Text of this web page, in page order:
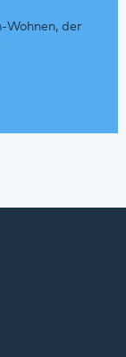
Wohnen, der